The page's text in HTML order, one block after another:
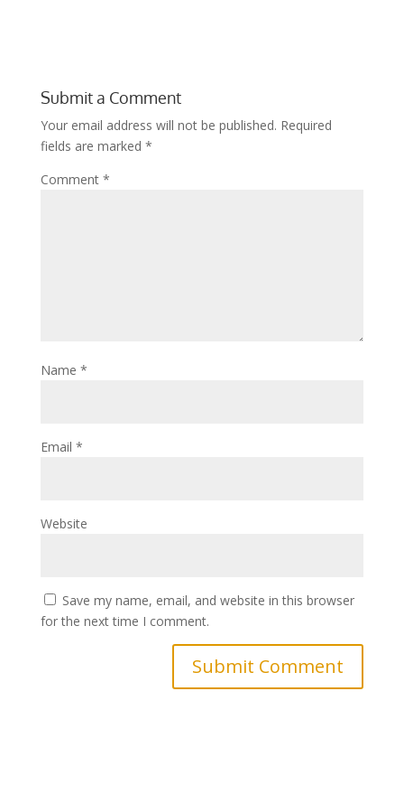
Submit a Comment
Your email address will not be published. Required
fields are marked *
Comment *
Name *
Email *
Website
Save my name, email, and website in this browser
for the next time I comment.